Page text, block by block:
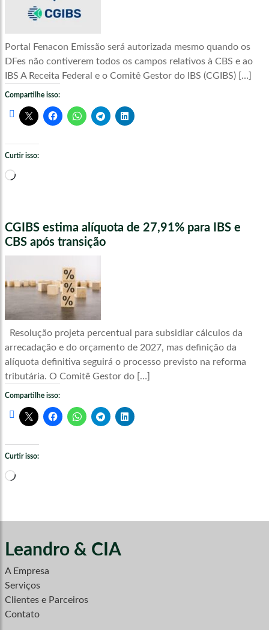
Portal Fenacon Emissão será autorizada mesmo quando os
DFes não contiverem todos os campos relativos à CBS e ao
IBS A Receita Federal e o Comitê Gestor do IBS (CGIBS) […]
Compartilhe isso:
Curtir isso:
Carregando...
CGIBS estima alíquota de 27,91% para IBS e
CBS após transição
Resolução projeta percentual para subsidiar cálculos da
arrecadação e do orçamento de 2027, mas definição da
alíquota definitiva seguirá o processo previsto na reforma
tributária. O Comitê Gestor do […]
Compartilhe isso:
Curtir isso:
Carregando...
Leandro & CIA
A Empresa
Serviços
Clientes e Parceiros
Contato